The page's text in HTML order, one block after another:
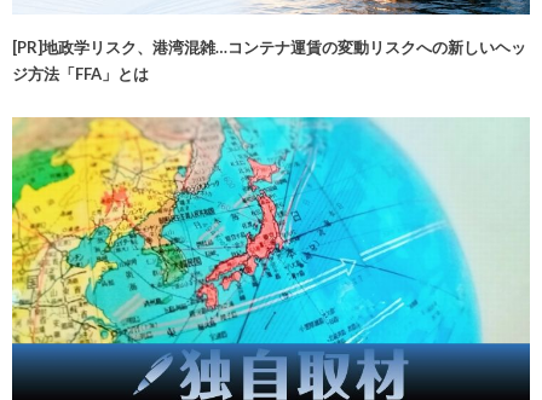
[PR]地政学リスク、港湾混雑…コンテナ運賃の変動リスクへの新しいヘッ
ジ方法「FFA」とは